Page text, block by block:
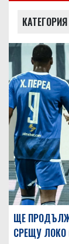
ЩЕ
СРЕЩУ ЛОКО